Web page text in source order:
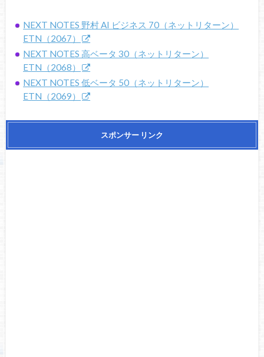
NEXT NOTES 野村 AI ビジネス 70（ネットリターン）
ETN（2067）
NEXT NOTES 高ベータ 30（ネットリターン）
ETN（2068）
NEXT NOTES 低ベータ 50（ネットリターン）
ETN（2069）
スポンサー リンク